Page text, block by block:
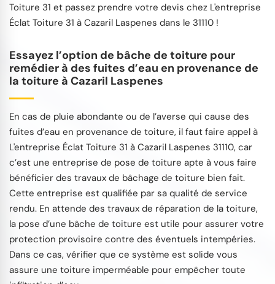
Toiture 31 et passez prendre votre devis chez L'entreprise
Éclat Toiture 31 à Cazaril Laspenes dans le 31110 !
Essayez l’option de bâche de toiture pour
remédier à des fuites d’eau en provenance de
la toiture à Cazaril Laspenes
En cas de pluie abondante ou de l’averse qui cause des
fuites d’eau en provenance de toiture, il faut faire appel à
L'entreprise Éclat Toiture 31 à Cazaril Laspenes 31110, car
c’est une entreprise de pose de toiture apte à vous faire
bénéficier des travaux de bâchage de toiture bien fait.
Cette entreprise est qualifiée par sa qualité de service
rendu. En attende des travaux de réparation de la toiture,
la pose d’une bâche de toiture est utile pour assurer votre
protection provisoire contre des éventuels intempéries.
Dans ce cas, vérifier que ce système est solide vous
assure une toiture imperméable pour empêcher toute